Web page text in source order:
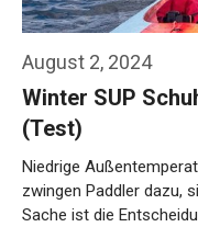
August 2, 2024
Winter SUP
(Test)
Niedrige
zwingen Paddler dazu,
Sache ist die